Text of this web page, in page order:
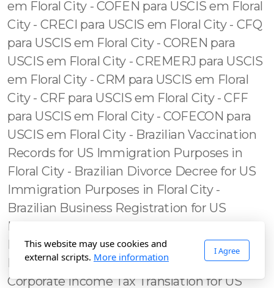
This website may use cookies and
external scripts. More information
I Agree